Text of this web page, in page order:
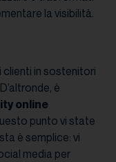
la visibilità.
clienti in sostenitori
è
online
punto vi state
è semplice: vi
media per